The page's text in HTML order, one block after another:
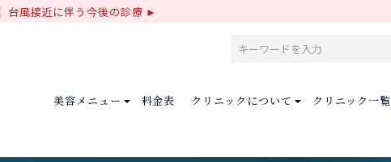
台風接近に伴う今後の診療
美容メニュー 料金表 クリニックについて クリニック一覧